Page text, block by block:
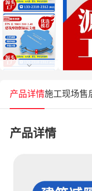
产品详情施工现场售
产品详情